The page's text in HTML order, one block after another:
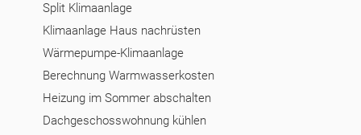
Split Klimaanlage
Klimaanlage Haus nachrüsten
Wärmepumpe-Klimaanlage
Berechnung Warmwasserkosten
Heizung im Sommer abschalten
Dachgeschosswohnung kühlen